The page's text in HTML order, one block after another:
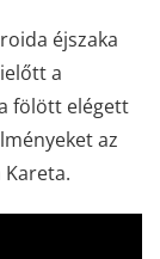
éjszaka
a
fölött elégett
az